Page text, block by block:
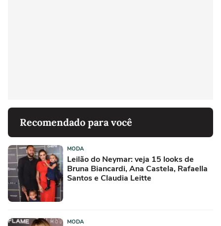
Recomendado para você
MODA
Leilão do Neymar: veja 15 looks de
Bruna Biancardi, Ana Castela, Rafaella
Santos e Claudia Leitte
MODA